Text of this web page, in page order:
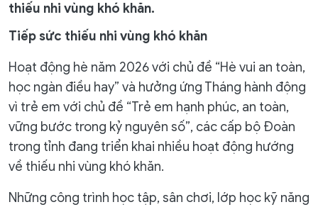
thiếu nhi vùng khó khăn.
Tiếp sức thiếu nhi vùng khó khăn
Hoạt động hè năm 2026 với chủ đề “Hè vui an toàn,
học ngàn điều hay” và hưởng ứng Tháng hành động
vì trẻ em với chủ đề “Trẻ em hạnh phúc, an toàn,
vững bước trong kỷ nguyên số”, các cấp bộ Đoàn
trong tỉnh đang triển khai nhiều hoạt động hướng
về thiếu nhi vùng khó khăn.
Những công trình học tập, sân chơi, lớp học kỹ năng